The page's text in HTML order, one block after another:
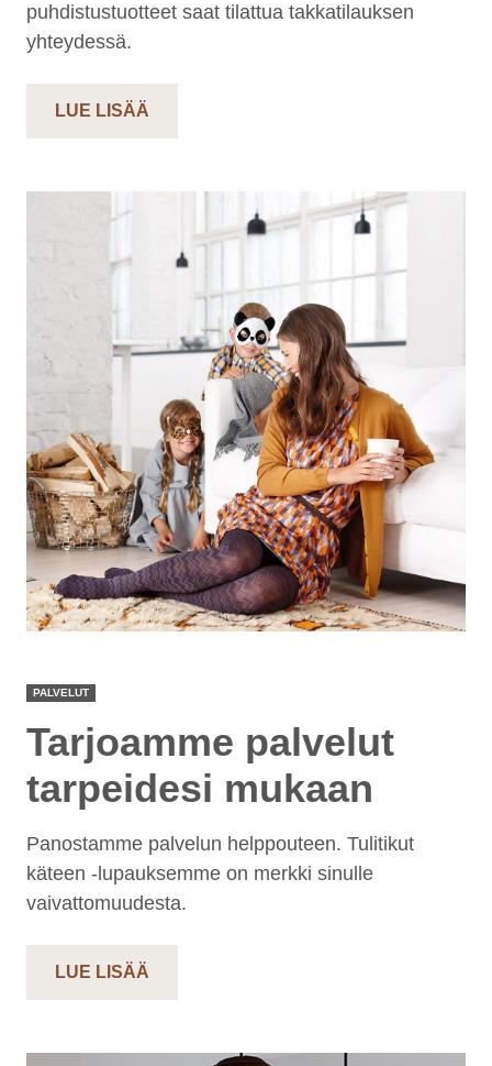
puhdistustuotteet saat tilattua takkatilauksen
yhteydessä.
LUE LISÄÄ
PALVELUT
Tarjoamme palvelut
tarpeidesi mukaan
Panostamme palvelun helppouteen. Tulitikut
käteen -lupauksemme on merkki sinulle
vaivattomuudesta.
LUE LISÄÄ